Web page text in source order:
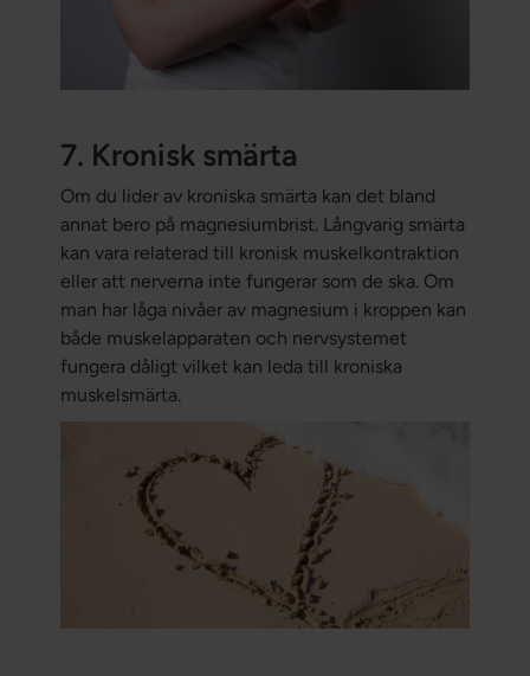
7. Kronisk smärta
Om du lider av kroniska smärta kan det bland
annat bero på magnesiumbrist. Långvarig smärta
kan vara relaterad till kronisk muskelkontraktion
eller att nerverna inte fungerar som de ska. Om
man har låga nivåer av magnesium i kroppen kan
både muskelapparaten och nervsystemet
fungera dåligt vilket kan leda till kroniska
muskelsmärta.